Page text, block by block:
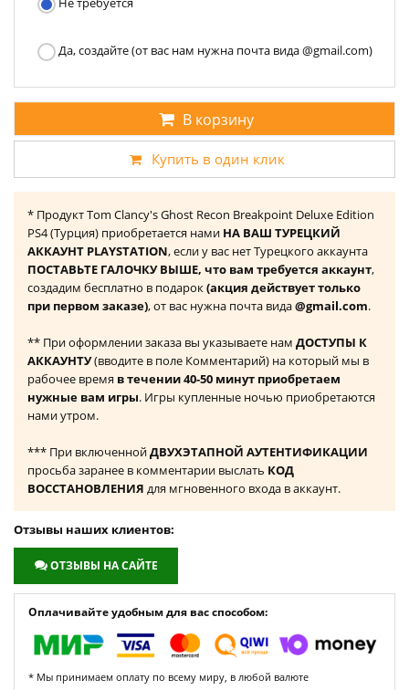
Да, создайте (от вас нам нужна почта вида @gmail.com)
В корзину
Купить в один клик
* Продукт Tom Clancy's Ghost Recon Breakpoint Deluxe Edition
PS4 (Турция) приобретается нами НА ВАШ ТУРЕЦКИЙ
АККАУНТ PLAYSTATION, если у вас нет Турецкого аккаунта
ПОСТАВЬТЕ ГАЛОЧКУ ВЫШЕ, что вам требуется аккаунт,
создадим бесплатно в подарок(акция действует только
при первом заказе), от вас нужна почта вида@gmail.com.
** При оформлении заказа вы указываете нам ДОСТУПЫ К
АККАУНТУ(вводите в поле Комментарий) на который мы в
рабочее время в течении 40-50 минут приобретаем
нужные вам игры. Игры купленные ночью приобретаются
нами утром.
*** При включеннойДВУХЭТАПНОЙ АУТЕНТИФИКАЦИИ
просьба заранее в комментарии выслать КОД
ВОССТАНОВЛЕНИЯ для мгновенного входа в аккаунт.
Отзывы наших клиентов:
ОТЗЫВЫ НА САЙТЕ
Оплачивайте удобным для вас способом:
* Мы принимаем оплату по всему миру, в любой валюте